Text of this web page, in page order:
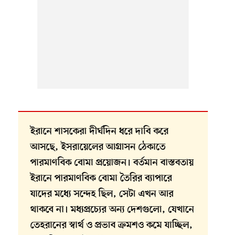
ইরানে শাসকেরা দীর্ঘদিন ধরে দাবি করে
আসছে, ইসরায়েলের আগ্রাসন ঠেকাতে
পারমাণবিক বোমা প্রয়োজন। বর্তমান বাস্তবতায়
ইরানে পারমাণবিক বোমা তৈরির ব্যাপারে
যাদের মধ্যে সন্দেহ ছিল, সেটা এখন আর
থাকবে না। মধ্যপ্রচ্যের অন্য দেশগুলো, যেখানে
তেহরানের স্বার্থ ও প্রভাব ক্রমশও কমে যাচ্ছিল,